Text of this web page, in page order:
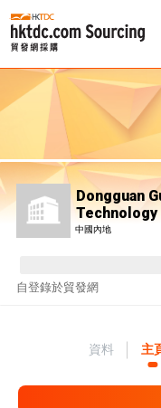
Dongguan
Technology
中國內地
自登錄於貿發網
資料 主